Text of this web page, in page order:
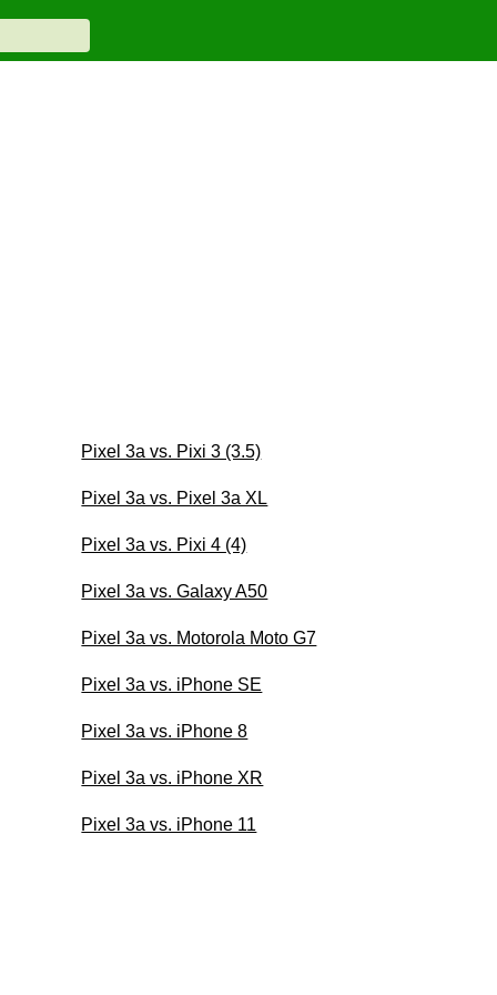
Pixel 3a vs. Pixi 3 (3.5)
Pixel 3a vs. Pixel 3a XL
Pixel 3a vs. Pixi 4 (4)
Pixel 3a vs. Galaxy A50
Pixel 3a vs. Motorola Moto G7
Pixel 3a vs. iPhone SE
Pixel 3a vs. iPhone 8
Pixel 3a vs. iPhone XR
Pixel 3a vs. iPhone 11